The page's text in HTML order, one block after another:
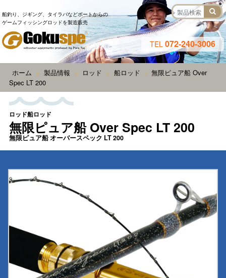
船釣り、ジギング、タイラバなどボートからの
ゲームフィッシングロッドを製造販売
TEL072-240-3006
ホーム > 製品情報 > ロッド > 船ロッド > 無限ピュア船 Over
Spec LT 200
ロッド船ロッド
無限ピュア船 Over Spec LT 200
無限ピュア船 オーバースペック LT 200